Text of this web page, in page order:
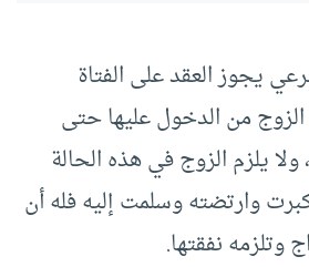
يجوز العقد على الفتاة
الزوج من الدخول عليها حتى
يلزم الزوج في هذه الحالة
كبرت وارتضته وسلمت إليه فله أن
وتلزمه نفقتها.